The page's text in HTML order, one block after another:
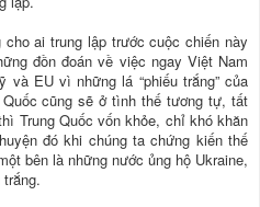
ai trung lập trước cuộc chiến này
đồn đoán về việc ngay Việt Nam
EU vì những lá “phiếu trắng” của
cũng sẽ ở tình thế tương tự, tất
Trung Quốc vốn khỏe, chỉ khó khăn
đó khi chúng ta chứng kiến thế
bên là những nước ủng hộ Ukraine,